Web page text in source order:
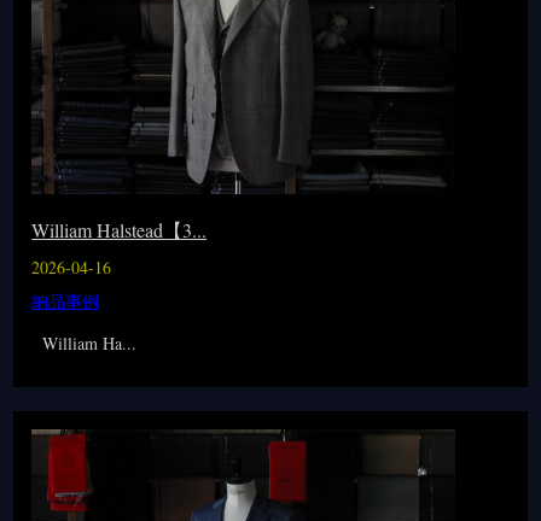
William Halstead【3...
2026-04-16
納品事例
William Ha...